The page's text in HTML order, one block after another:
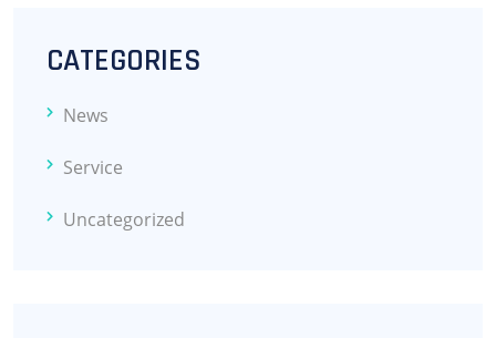
CATEGORIES
News
Service
Uncategorized